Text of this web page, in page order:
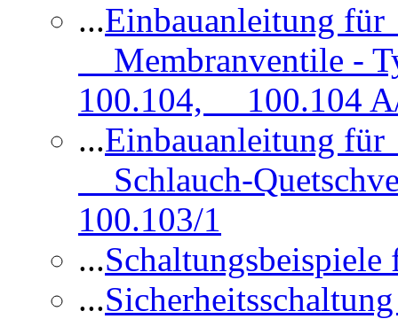
...Einbauanleitung
Membranventile -
100.104, 100.104
...Einbauanleitung
Schlauch-
100.103/1
...
...